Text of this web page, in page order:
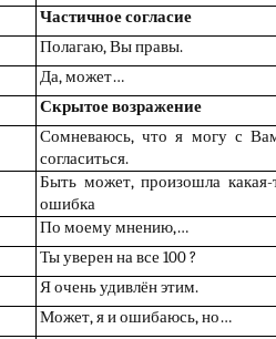
Частичное согласие
Полагаю,Вы правы.
Да, может…
Скрытое возражение
Сомневаюсь, чтоя могу с
согласиться.
Быть может, произошла какая-
ошибка
По моему мнению,…
Ты уверен навсе 100?
Я очень удивлён этим.
Может,я и ошибаюсь, но…